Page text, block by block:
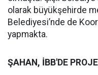
olarak büyükşehirde
Belediyesi’nde de
yapmakta.
ŞAHAN, İBB'DE